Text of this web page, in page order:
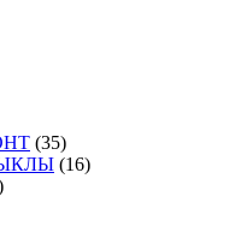
(35)
(16)